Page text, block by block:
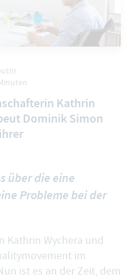
Kathrin
Dominik Simon
über die eine
Probleme bei der
Kathrin Wychera und
im
ist es an der Zeit, dem